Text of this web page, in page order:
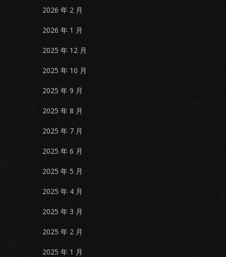
2026 年 2 月
2026 年 1 月
2025 年 12 月
2025 年 10 月
2025 年 9 月
2025 年 8 月
2025 年 7 月
2025 年 6 月
2025 年 5 月
2025 年 4 月
2025 年 3 月
2025 年 2 月
2025 年 1 月